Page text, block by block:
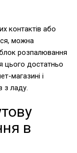
контактів або
можна
розпалювання
цього достатньо
магазині і
з ладу.
в